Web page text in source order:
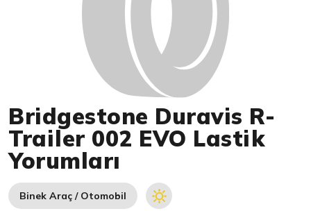
Bridgestone Duravis R-
Trailer 002 EVO Lastik
Yorumları
Binek Araç / Otomobil